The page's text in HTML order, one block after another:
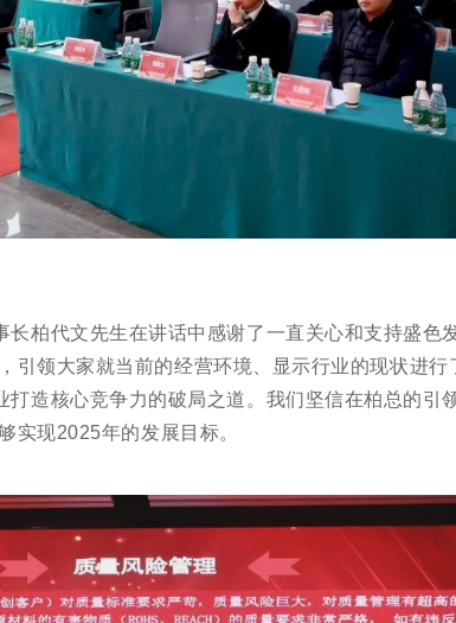
长柏代文先生在讲话中感谢了一直关心和支持盛色
引领大家就当前的经营环境、显示行业的现状进行
打造核心竞争力的破局之道。 我们坚信在柏总的引
实现2025年的发展目标。